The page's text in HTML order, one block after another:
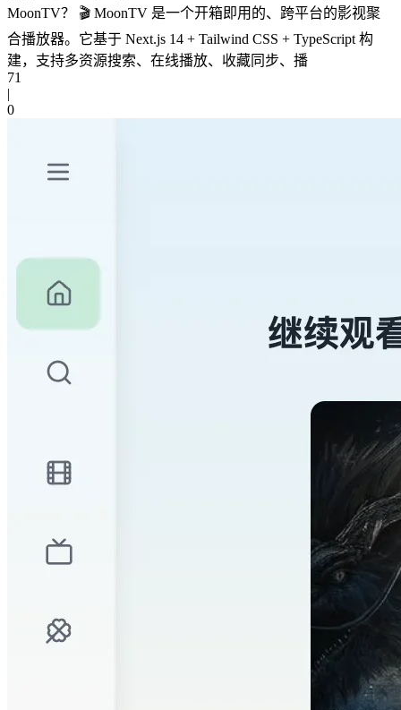
MoonTV？ 🎬 MoonTV 是一个开箱即用的、跨平台的影视聚
合播放器。它基于 Next.js 14 + Tailwind CSS + TypeScript 构
建，支持多资源搜索、在线播放、收藏同步、播
71
|
0